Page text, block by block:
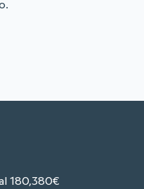
180,380€